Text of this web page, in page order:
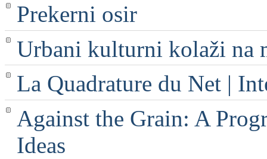
Prekerni osir
Urbani kulturni kolaži na
La Quadrature du Net |
Against the Grain: A
Ideas